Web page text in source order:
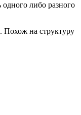
либо разного
Похож на структуру